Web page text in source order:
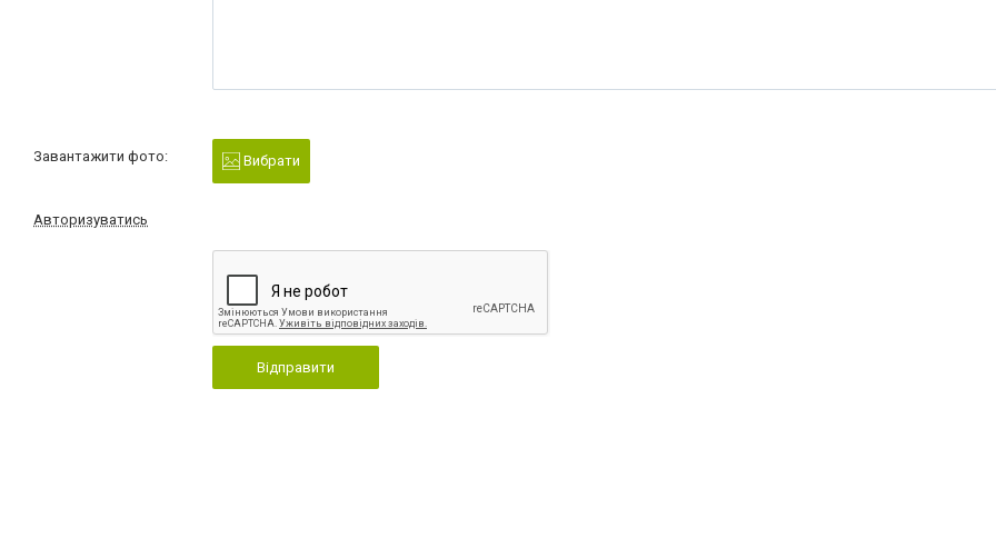
Завантажити фото: Вибрати
Авторизуватись
Відправити